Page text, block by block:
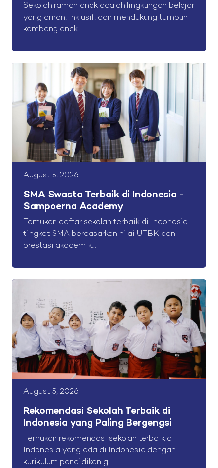
Sekolah ramah anak adalah lingkungan belajar
yang aman, inklusif, dan mendukung tumbuh
kembang anak....
August 5, 2026
SMA Swasta Terbaik di Indonesia -
Sampoerna Academy
Temukan daftar sekolah terbaik di Indonesia
tingkat SMA berdasarkan nilai UTBK dan
prestasi akademik...
August 5, 2026
Rekomendasi Sekolah Terbaik di
Indonesia yang Paling Bergengsi
Temukan rekomendasi sekolah terbaik di
Indonesia yang ada di Indonesia dengan
kurikulum pendidikan g...